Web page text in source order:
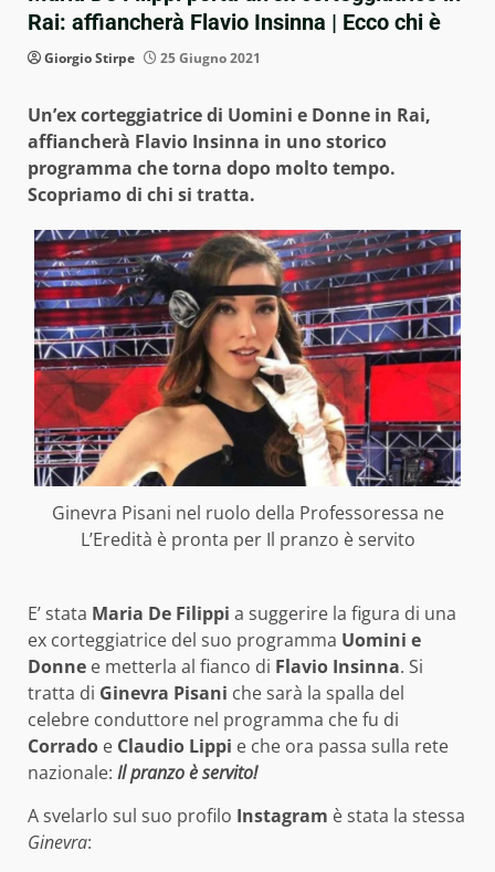
Rai: affiancherà Flavio Insinna | Ecco chi è
Giorgio Stirpe 25 Giugno 2021
Un’ex corteggiatrice di Uomini e Donne in Rai,
affiancherà Flavio Insinna in uno storico
programma che torna dopo molto tempo.
Scopriamo di chi si tratta.
Ginevra Pisani nel ruolo della Professoressa ne
L’Eredità è pronta per Il pranzo è servito
E’ stata Maria De Filippi a suggerire la figura di una
ex corteggiatrice del suo programma Uomini e
Donne e metterla al fianco di Flavio Insinna. Si
tratta di Ginevra Pisani che sarà la spalla del
celebre conduttore nel programma che fu di
Corrado e Claudio Lippi e che ora passa sulla rete
nazionale: Il pranzo è servito!
A svelarlo sul suo profilo Instagram è stata la stessa
Ginevra: